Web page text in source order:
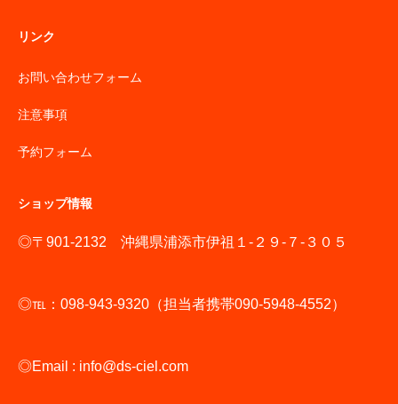
リンク
お問い合わせフォーム
注意事項
予約フォーム
ショップ情報
◎〒901-2132 沖縄県浦添市伊祖１-２９-７-３０５
◎℡：098-943-9320（担当者携帯090-5948-4552）
◎Email : info@ds-ciel.com